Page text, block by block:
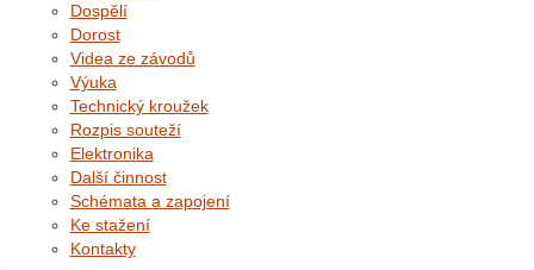
Dospělí
Dorost
Videa ze závodů
Výuka
Technický kroužek
Rozpis souteží
Elektronika
Další činnost
Schémata a zapojení
Ke stažení
Kontakty